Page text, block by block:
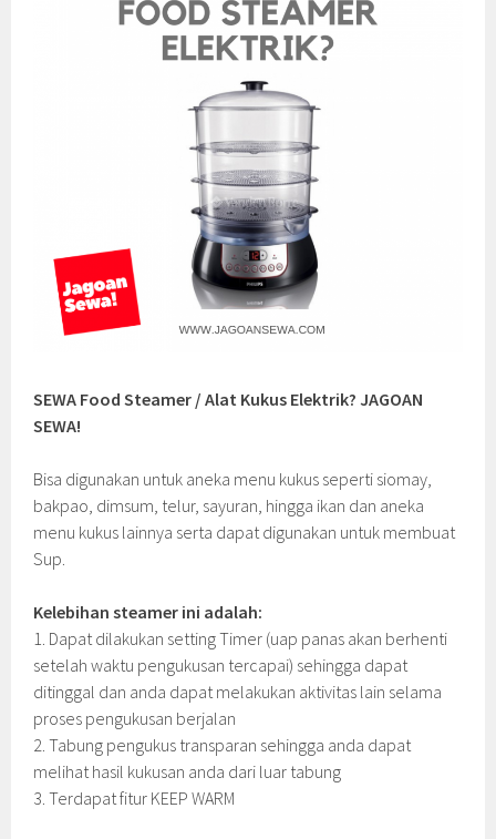
SEWA Food Steamer / Alat Kukus Elektrik? JAGOAN
SEWA!
Bisa digunakan untuk aneka menu kukus seperti siomay,
bakpao, dimsum, telur, sayuran, hingga ikan dan aneka
menu kukus lainnya serta dapat digunakan untuk membuat
Sup.
Kelebihan steamer ini adalah:
1. Dapat dilakukan setting Timer (uap panas akan berhenti
setelah waktu pengukusan tercapai) sehingga dapat
ditinggal dan anda dapat melakukan aktivitas lain selama
proses pengukusan berjalan
2. Tabung pengukus transparan sehingga anda dapat
melihat hasil kukusan anda dari luar tabung
3. Terdapat fitur KEEP WARM